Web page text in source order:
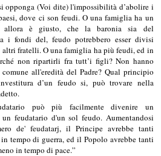
opponga (Voi dite) l'impossibilità d’abolire i
dove ci son feudi. O una famiglia ha un
è giusto, che la baronia sia del
i fondi del, feudo potrebbero esser divisi
altri fratelli. O una famiglia ha più feudi, ed in
non ripartirli fra tutt’i figli? Non hanno
all'eredità del Padre? Qual principio
d’un feudo si, può trovare nella
può più facilmente divenire un
un feudatario d'un sol feudo. Aumentandosi
de' feudatarj, il Principe avrebbe tanti
tempo di guerra, ed il Popolo avrebbe tanti
in tempo di pace.”